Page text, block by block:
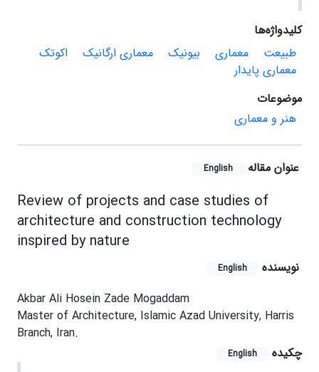
کلیدواژه‌ها
طبیعت
معماری بیونیک معماری ارگانیک
اکوتک
معماری پایدار
موضوعات
هنر و معماری
عنوان مقاله English
Review of projects and case studies of
architecture and construction technology
inspired by nature
نویسنده English
Akbar Ali Hosein Zade Mogaddam
Master of Architecture, Islamic Azad University, Harris
Branch, Iran.
چکیده
English